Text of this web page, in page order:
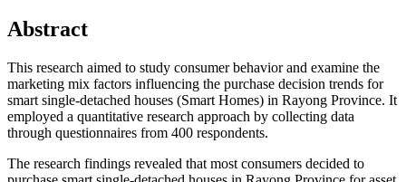
Abstract
This research aimed to study consumer behavior and examine the
marketing mix factors influencing the purchase decision trends for
smart single-detached houses (Smart Homes) in Rayong Province. It
employed a quantitative research approach by collecting data
through questionnaires from 400 respondents.
The research findings revealed that most consumers decided to